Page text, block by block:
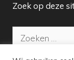
Zoek op deze
Zoek
naar: